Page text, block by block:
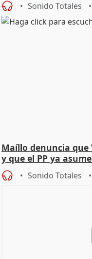
Sonido Totales
Maíllo denuncia que
y que el PP ya
Sonido Totales